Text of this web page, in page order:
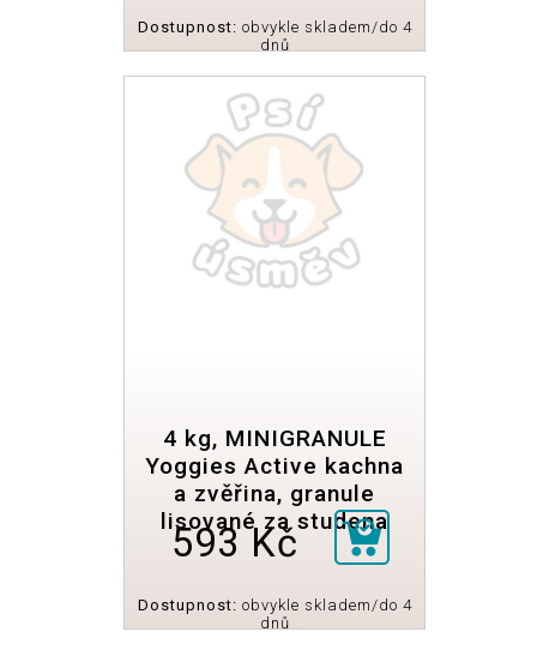
Dostupnost: obvykle skladem/do 4
dnů
4 kg, MINIGRANULE
Yoggies Active kachna
a zvěřina, granule
lisované za studena
593 Kč
Dostupnost: obvykle skladem/do 4
dnů